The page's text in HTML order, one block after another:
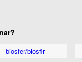
biosfer/biosfir